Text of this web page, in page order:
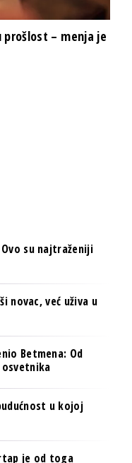
– menja je
su najtraženiji
novac, već uživa u
Betmena: Od
u kojoj
je od toga